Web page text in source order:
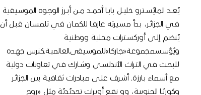
يُعــد المايُســترو خليــل بابــا أحمــد مــن أبــرز الوجــوه الموسـيقية
فـي الجزائـر، بـدأ مسـيرته عازفـا للكمـان في تلمسـان قبـل أن
يُنضـم إلـى أوركسـترات محليـة ووطنيـة
ويُؤسـسمجموعـة«جـاركا»للموسـيقىالعالميـة.كنرس جهـده
للبحـث فـي التـراث الأندلسـي وشـارك فـي تعاونات دوليـة
مـع أسـماء بـارزة. أشـرف علـى مبـادرات ثقافيـة بيـن الجزائـر
وكوريُـا الجنوبيـة، وو نقـع أوبـرات تجديُديُة مثل «روح